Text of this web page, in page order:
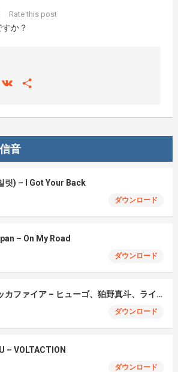
Rate this post
か？
Pinterest
VK
音
릿) – I Got Your Back
ダウンロード
– On My Road
ダウンロード
モエチャッカファイア – ヒューゴ、狛野真斗、ライト、セヴェリアン (Cover )
ダウンロード
– VOLTACTION
ダウンロード